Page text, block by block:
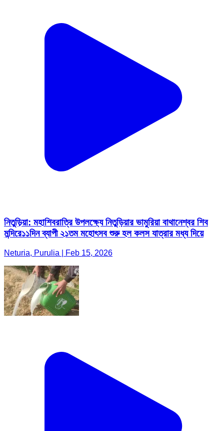
নিতুড়িয়া: মহাশিবরাত্রি উপলক্ষ্যে নিতুড়িয়ার ভামুরিয়া বাথানেশ্বর শিব
মন্দিরে১১দিন ব্যাপী ২১তম মহোৎসব শুরু হল কলস যাত্রার মধ্য দিয়ে
Neturia, Purulia | Feb 15, 2026